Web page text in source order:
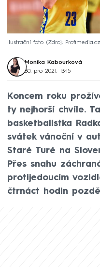
Ilustrační foto Zdroj: Profimedia.cz
Monika Kabourková
30. pro 2021, 13:15
Koncem roku
ty nejhorší chvíle.
basketbalistka
svátek vánoční v
Staré Turé na
Přes snahu
protijedoucím
čtrnáct hodin